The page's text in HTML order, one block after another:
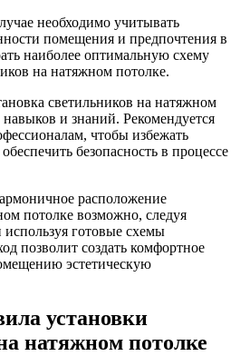
необходимо учитывать
помещения и предпочтения в
наиболее оптимальную схему
на натяжном потолке.
светильников на натяжном
навыков и знаний. Рекомендуется
чтобы избежать
безопасность в процессе
расположение
потолке возможно, следуя
готовые схемы
позволит создать комфортное
эстетическую
установки
натяжном потолке